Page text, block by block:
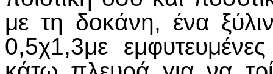
με τη δοκάνη, ένα
0,5χ1,3με